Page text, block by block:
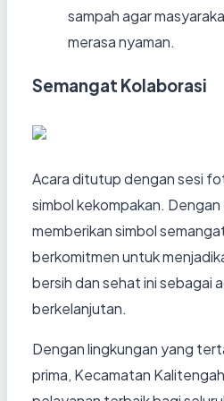
sampah agar
merasa nyaman.
Semangat Kolaborasi
Acara ditutup dengan sesi
simbol kekompakan.
memberikan simbol
berkomitmen untuk
bersih dan sehat ini sebagai
berkelanjutan.
Dengan lingkungan yang
prima, Kecamatan